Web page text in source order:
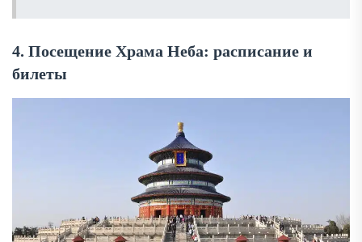
4. Посещение Храма Неба: расписание и
билеты